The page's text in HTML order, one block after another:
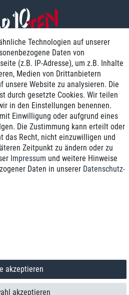
am nächsten Werktag
Versand
mit Garantie
8989 96160*
von Montag bis Freitag von 9 Uhr - 18 Uhr.
Computervertrieb GmbH
Technologien auf unserer
Daten von
(z.B. IP-Adresse), um z.B. Inhalte
Medien von Drittanbietern
unsere Website zu analysieren. Die
durch gesetzte Cookies. Wir teilen
in den Einstellungen benennen.
Einwilligung oder aufgrund eines
Die Zustimmung kann erteilt oder
das Recht, nicht einzuwilligen und
Zeitpunkt zu ändern oder zu
Impressum und weitere Hinweise
Daten in unserer Daten­schutz­
akzeptieren
akzeptieren